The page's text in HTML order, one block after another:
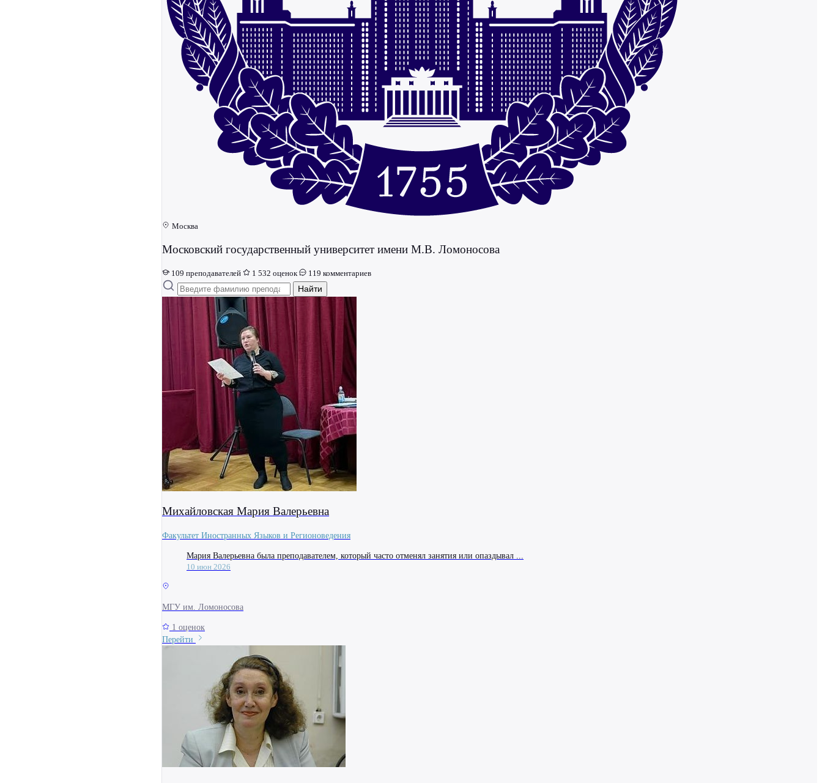
Москва
Московский государственный университет имени М.В. Ломоносова
109 преподавателей 1 532 оценок 119 комментариев
Найти
Михайловская Мария Валерьевна
Факультет Иностранных Языков и Регионоведения
Мария Валерьевна была преподавателем, который часто отменял занятия или опаздывал ...
10 июн 2026
МГУ им. Ломоносова
1 оценок
Перейти